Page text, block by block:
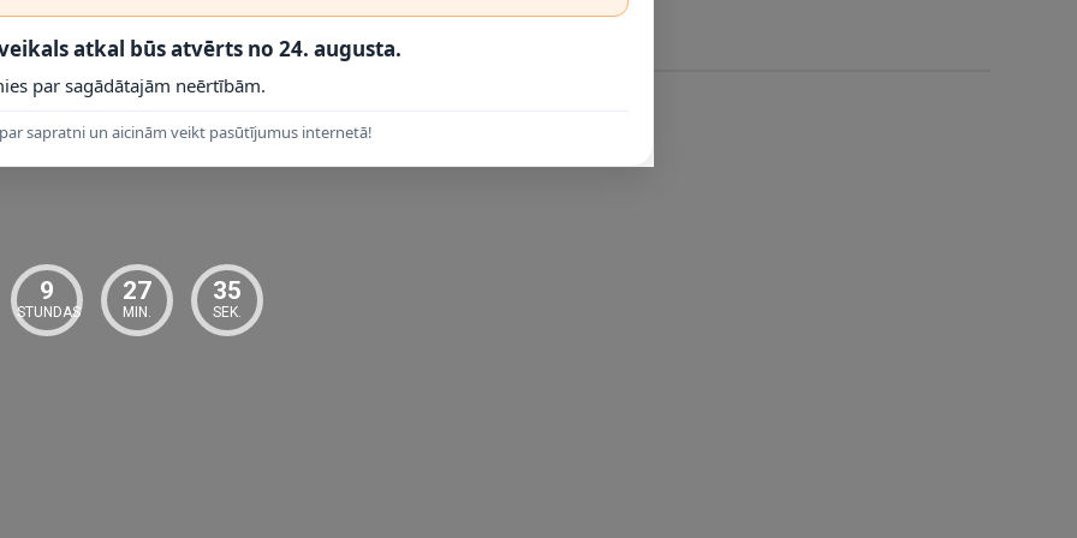
atkal būs atvērts no 24. augusta.
par sagādātajām neērtībām.
sapratni un aicinām veikt pasūtījumus internetā!
9
STUNDAS
27
MIN.
34
SEK.